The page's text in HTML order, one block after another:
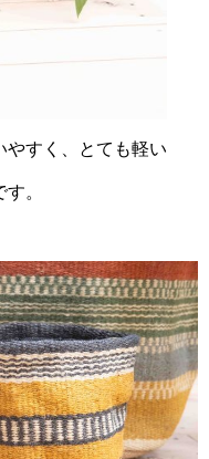
やすく、とても軽い
。